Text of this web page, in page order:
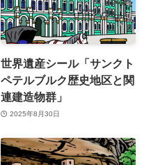
世界遺産シール「サンクト
ペテルブルク歴史地区と関
連建造物群」
2025年8月30日